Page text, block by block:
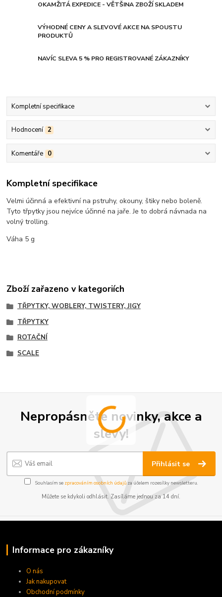
OKAMŽITÁ EXPEDICE - VĚTŠINA ZBOŽÍ SKLADEM
VÝHODNÉ CENY A SLEVOVÉ AKCE NA SPOUSTU
PRODUKTŮ
NAVÍC SLEVA 5 % PRO REGISTROVANÉ ZÁKAZNÍKY
Kompletní specifikace
Hodnocení 2
Komentáře 0
Kompletní specifikace
Velmi účinná a efektivní na pstruhy, okouny, štiky nebo boleně.
Tyto třpytky jsou nejvíce účinné na jaře. Je to dobrá návnada na
volný trolling.
Váha 5 g
Zboží zařazeno v kategoriích
TŘPYTKY, WOBLERY, TWISTERY, JIGY
TŘPYTKY
ROTAČNÍ
SCALE
Nepropásněte novinky, akce a
slevy!
Přihlásit se
Souhlasím se zpracováním osobních údajůza účelem rozesílky newsletteru.
Můžete se kdykoli odhlásit. Zasíláme jednou za 14 dní.
Informace pro zákazníky
O nás
Jak nakupovat
Obchodní podmínky